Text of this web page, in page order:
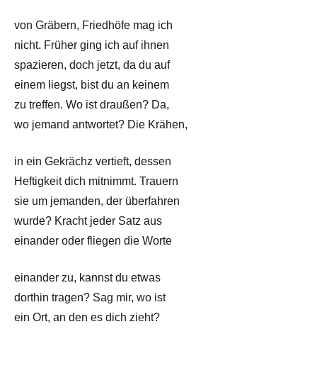
von Gräbern, Friedhöfe mag ich
nicht. Früher ging ich auf ihnen
spazieren, doch jetzt, da du auf
einem liegst, bist du an keinem
zu treffen. Wo ist draußen? Da,
wo jemand antwortet? Die Krähen,
in ein Gekrächz vertieft, dessen
Heftigkeit dich mitnimmt. Trauern
sie um jemanden, der überfahren
wurde? Kracht jeder Satz aus
einander oder fliegen die Worte
einander zu, kannst du etwas
dorthin tragen? Sag mir, wo ist
ein Ort, an den es dich zieht?